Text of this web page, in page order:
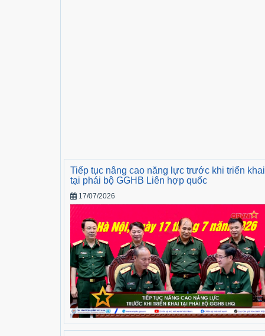
Tiếp tục nâng cao năng lực trước khi triển khai
tại phái bộ GGHB Liên hợp quốc
17/07/2026